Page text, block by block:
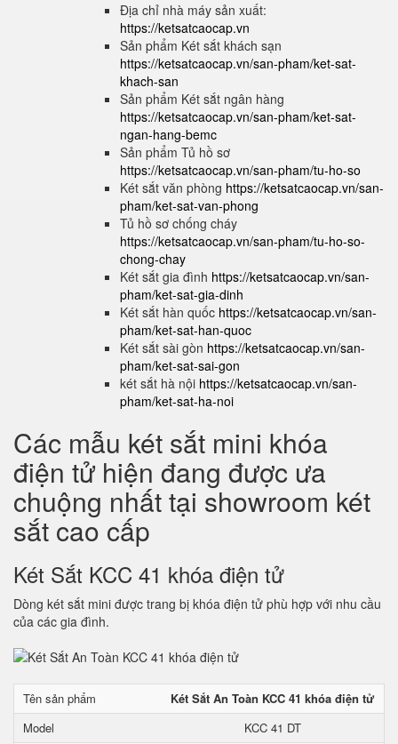
Địa chỉ nhà máy sản xuất:
https://ketsatcaocap.vn
Sản phẩm Két sắt khách sạn
https://ketsatcaocap.vn/san-pham/ket-sat-
khach-san
Sản phẩm Két sắt ngân hàng
https://ketsatcaocap.vn/san-pham/ket-sat-
ngan-hang-bemc
Sản phẩm Tủ hồ sơ
https://ketsatcaocap.vn/san-pham/tu-ho-so
Két sắt văn phòng https://ketsatcaocap.vn/san-
pham/ket-sat-van-phong
Tủ hồ sơ chống cháy
https://ketsatcaocap.vn/san-pham/tu-ho-so-
chong-chay
Két sắt gia đình https://ketsatcaocap.vn/san-
pham/ket-sat-gia-dinh
Két sắt hàn quốc https://ketsatcaocap.vn/san-
pham/ket-sat-han-quoc
Két sắt sài gòn https://ketsatcaocap.vn/san-
pham/ket-sat-sai-gon
két sắt hà nội https://ketsatcaocap.vn/san-
pham/ket-sat-ha-noi
Các mẫu két sắt mini khóa
điện tử hiện đang được ưa
chuộng nhất tại showroom két
sắt cao cấp
Két Sắt KCC 41 khóa điện tử
Dòng két sắt mini được trang bị khóa điện tử phù hợp với nhu cầu
của các gia đình.
Tên sản phẩm
Két Sắt An Toàn KCC 41 khóa điện tử
Model
KCC 41 DT